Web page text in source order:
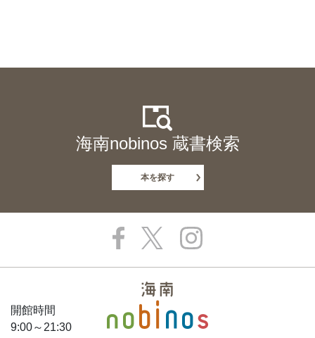
開館時間
9:00～21:30
海南nobinos 蔵書検索
本を探す